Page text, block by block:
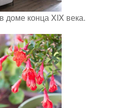
доме конца XIX века.